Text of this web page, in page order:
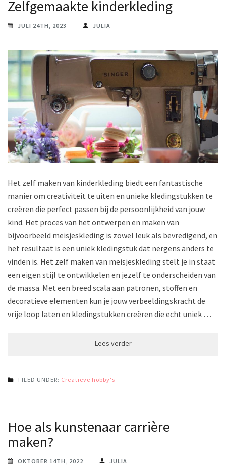
Zelfgemaakte kinderkleding
JULI 24TH, 2023 JULIA
Het zelf maken van kinderkleding biedt een fantastische
manier om creativiteit te uiten en unieke kledingstukken te
creëren die perfect passen bij de persoonlijkheid van jouw
kind. Het proces van het ontwerpen en maken van
bijvoorbeeld meisjeskleding is zowel leuk als bevredigend, en
het resultaat is een uniek kledingstuk dat nergens anders te
vinden is. Het zelf maken van meisjeskleding stelt je in staat
een eigen stijl te ontwikkelen en jezelf te onderscheiden van
de massa. Met een breed scala aan patronen, stoffen en
decoratieve elementen kun je jouw verbeeldingskracht de
vrije loop laten en kledingstukken creëren die echt uniek …
FILED UNDER: Creatieve hobby's
Hoe als kunstenaar carrière
maken?
OKTOBER 14TH, 2022 JULIA